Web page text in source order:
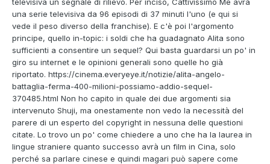
una serie televisiva da 96 episodi di 37 minuti l'uno (e qui si
vede il peso diverso della franchise). E c'è poi l'argomento
principe, quello in-topic: i soldi che ha guadagnato Alita sono
sufficienti a consentire un sequel? Qui basta guardarsi un po' in
giro su internet e le opinioni generali sono quelle ho già
riportato. https://cinema.everyeye.it/notizie/alita-angelo-
battaglia-ferma-400-milioni-possiamo-addio-sequel-
370485.html Non ho capito in quale dei due argomenti sia
intervenuto Shuji, ma onestamente non vedo la necessità del
parere di un esperto del copyright in nessuna delle questioni
citate. Lo trovo un po' come chiedere a uno che ha la laurea in
lingue straniere quanto successo avrà un film in Cina, solo
perché sa parlare cinese e quindi magari può sapere come